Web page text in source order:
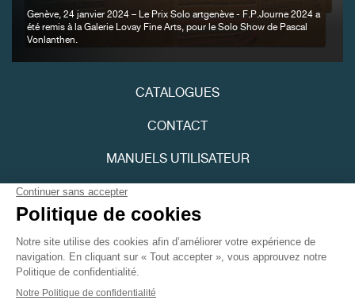
Genève, 24 janvier 2024 – Le Prix Solo artgenève - F.P.Journe 2024 a
été remis à la Galerie Lovay Fine Arts, pour le Solo Show de Pascal
Vonlanthen.
CATALOGUES
CONTACT
MANUELS UTILISATEUR
ACCESSIBILITÉ